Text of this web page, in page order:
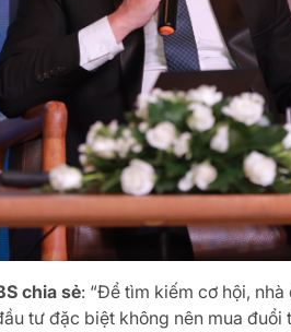
chia sẻ: “Để tìm kiếm cơ hội,
tư đặc biệt không nên mua